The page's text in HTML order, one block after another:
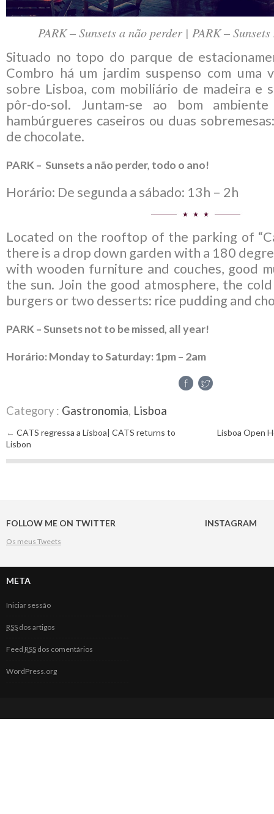
PARK – Sunsets a não perder | PARK –
Situado no topo do parque de
Combro há um jardim suspenso com uma
sobre Lisboa, com mobiliário de madeira e
pôr-do-sol. Juntam-se ao bom
hambúrgueres caseiros ou duas
de chocolate.
PARK – Sunsets a não perder, todo o ano!
Horário: De segunda a sábado: 13h – 2h
Located on the rooftop of the parking of
there is a drop down garden with a 180
with wooden furniture and couches, good
the sun. Join the good atmosphere, the
burgers or two desserts: rice pudding and
PARK – Sunsets not to be missed, all year!
Horário: Monday to Saturday: 1pm – 2am
Category : Gastronomia, Lisboa
Post navigation
← CATS regressa a Lisboa| CATS returns to
Lisbon
Lisboa Open
FOLLOW ME ON TWITTER
Os meus Tweets
INSTAGRAM
META
Iniciar sessão
RSS dos artigos
Feed RSS dos comentários
WordPress.org